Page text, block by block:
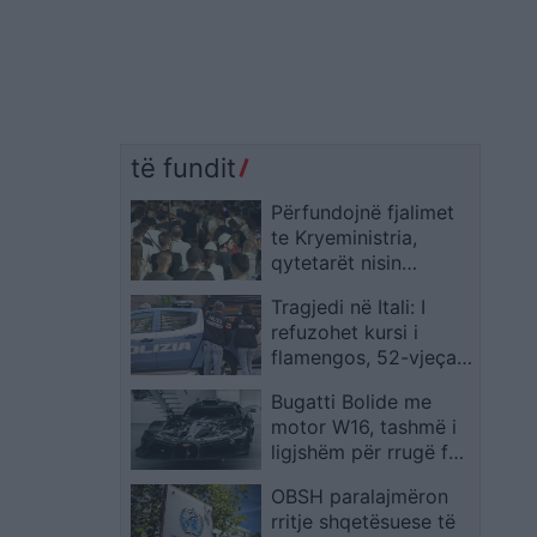
të fundit
Përfundojnë fjalimet
te Kryeministria,
qytetarët nisin
Tiranë me thirrje për
dorëheqje dhe drejtësi
Tragjedi në Itali: I
refuzohet kursi i
flamengos, 52-vjeçari
më pas vetëvritet
Bugatti Bolide me
motor W16, tashmë i
ligjshëm për rrugë falë
Lanzante
OBSH paralajmëron
rritje shqetësuese të